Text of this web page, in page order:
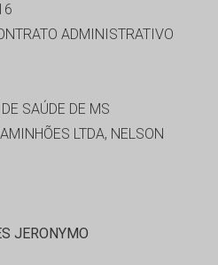
ADMINISTRATIVO
SAÚDE DE MS
LTDA, NELSON
JERONYMO